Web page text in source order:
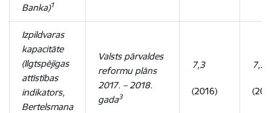
Banka)1
Izpildvaras
kapacitāte
(Ilgtspējīgas
attīstības
indikators,
Bertelsmana
Valsts pārvaldes
reformu plāns
2017. – 2018.
gada3
7,3
(2016)
7,3